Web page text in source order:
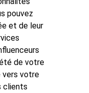
pouvez
et de leur
de votre
vers votre
clients